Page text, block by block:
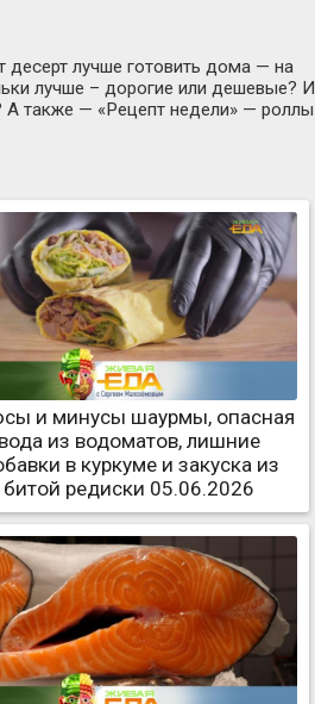
десерт лучше готовить дома — на
лучше – дорогие или дешевые? И
А также — «Рецепт недели» — роллы
и минусы шаурмы, опасная
вода из водоматов, лишние
в куркуме и закуска из
битой редиски 05.06.2026